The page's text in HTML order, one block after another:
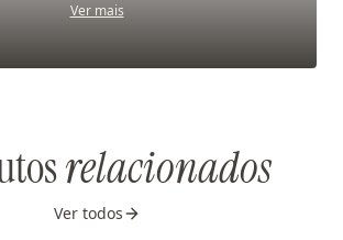
Ver mais
relacionados
Ver todos